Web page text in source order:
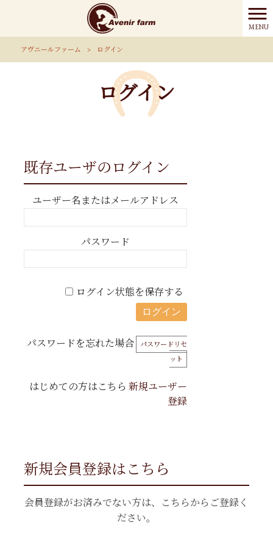
MENU
アヴニールファーム > ログイン
ログイン
既存ユーザのログイン
ユーザー名またはメールアドレス
パスワード
ログイン状態を保存する
パスワードを忘れた場合
パスワードリセ
ット
はじめての方はこちら 新規ユーザー
登録
新規会員登録はこちら
会員登録がお済みでない方は、こちらからご登録く
ださい。